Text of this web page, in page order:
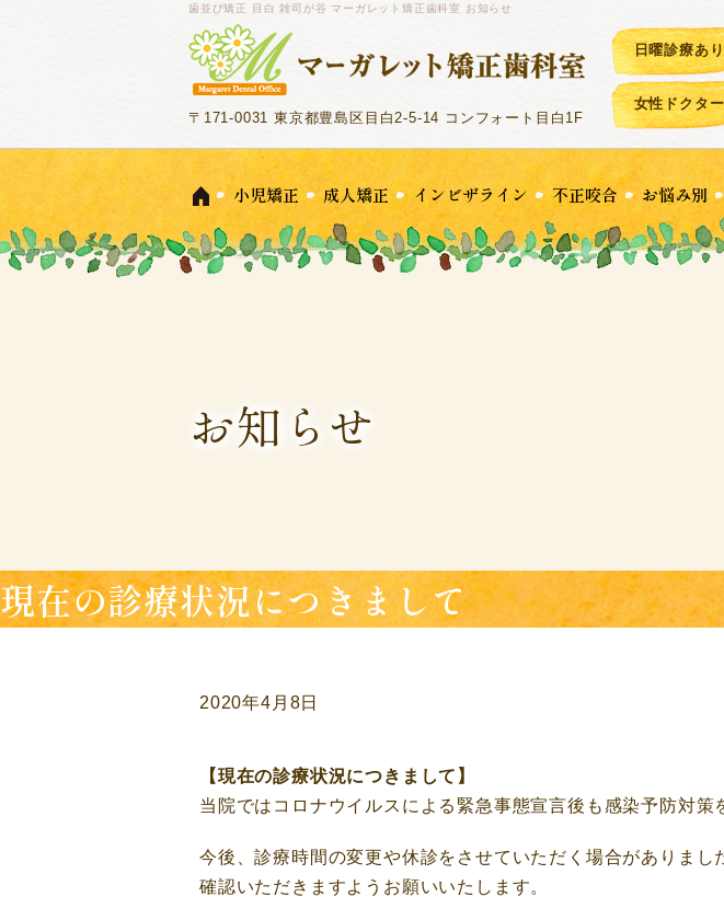
歯並び矯正 目白 雑司が谷 マーガレット矯正歯科室 お知らせ
〒171-0031 東京都豊島区目白2-5-14 コンフォート目白1F
日曜診療あり
女性ドクター
小児矯正 成人矯正 インビザライン 不正咬合 お悩み別
お知らせ
現在の診療状況につきまして
2020年4月8日
【現在の診療状況につきまして】
当院ではコロナウイルスによる緊急事態宣言後も感染予防対策
今後、診療時間の変更や休診をさせていただく場合がありま
確認いただきますようお願いいたします。